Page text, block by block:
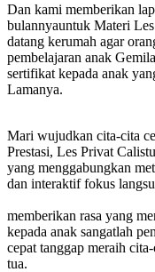
Dan kami memberikan
bulannyauntuk Materi
datang kerumah agar
pembelajaran anak
sertifikat kepada anak
Lamanya.
Mari wujudkan cita-cita
Prestasi, Les Privat
yang menggabungkan
dan interaktif fokus
memberikan rasa yang
kepada anak sangatlah
cepat tanggap meraih
tua.